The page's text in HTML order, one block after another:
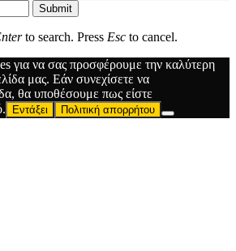
Submit
to search. Press Esc to cancel.
για να σας προσφέρουμε την καλύτερη
μας. Εάν συνεχίσετε να
θα υποθέσουμε πως είστε
Εντάξει Πολιτική απορρήτου